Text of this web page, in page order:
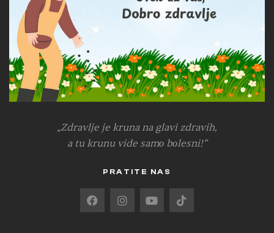
„Zdravlje je kruna na glavi zdravih,
a tu krunu vide samо bоlesni!“
PRATITE NAS